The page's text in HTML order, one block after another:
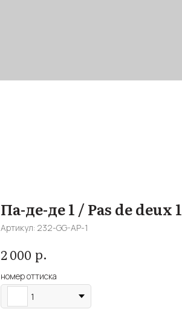
Па-де-де 1 / Pas de deux 1
Артикул: 232-GG-AP-1
2 000 р.
номер оттиска
1